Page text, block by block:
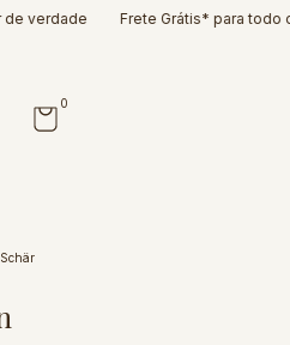
Frete Grátis* para todo o
Farinhas & Misturas
0